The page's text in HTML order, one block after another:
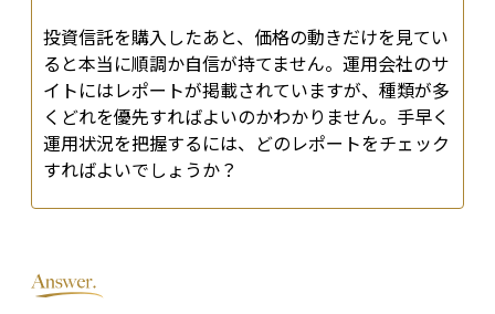
投資信託を購入したあと、価格の動きだけを見てい
ると本当に順調か自信が持てません。運用会社のサ
イトにはレポートが掲載されていますが、種類が多
くどれを優先すればよいのかわかりません。手早く
運用状況を把握するには、どのレポートをチェック
すればよいでしょうか？